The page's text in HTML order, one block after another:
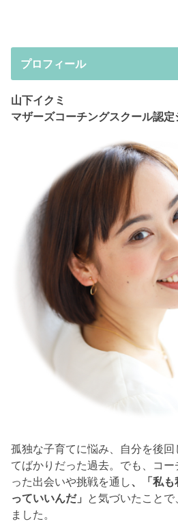
プロフィール
山下イクミ
マザーズコーチングスクール認
孤独な子育てに悩み、自分を後
てばかりだった過去。でも、コ
った出会いや挑戦を通し、「私も
っていいんだ」 と気づいたこと
ました。